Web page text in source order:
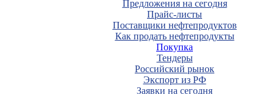
Предложения на сегодня
Прайс-листы
Поставщики нефтепродуктов
Как продать нефтепродукты
Покупка
Тендеры
Российский рынок
Экспорт из РФ
Заявки на сегодня